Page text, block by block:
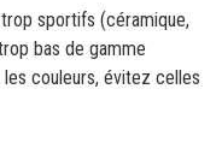
sportifs (céramique,
bas de gamme
couleurs, évitez celles